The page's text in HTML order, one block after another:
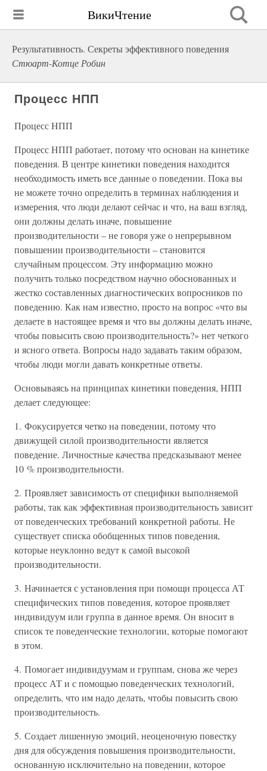
ВикиЧтение
Результативность. Секреты эффективного поведения
Стюарт-Котце Робин
Процесс НПП
Процесс НПП
Процесс НПП работает, потому что основан на кинетике
поведения. В центре кинетики поведения находится
необходимость иметь все данные о поведении. Пока вы
не можете точно определить в терминах наблюдения и
измерения, что люди делают сейчас и что, на ваш взгляд,
они должны делать иначе, повышение
производительности – не говоря уже о непрерывном
повышении производительности – становится
случайным процессом. Эту информацию можно
получить только посредством научно обоснованных и
жестко составленных диагностических вопросников по
поведению. Как нам известно, просто на вопрос «что вы
делаете в настоящее время и что вы должны делать иначе,
чтобы повысить свою производительность?» нет четкого
и ясного ответа. Вопросы надо задавать таким образом,
чтобы люди могли давать конкретные ответы.
Основываясь на принципах кинетики поведения, НПП
делает следующее:
1. Фокусируется четко на поведении, потому что
движущей силой производительности является
поведение. Личностные качества предсказывают менее
10 % производительности.
2. Проявляет зависимость от специфики выполняемой
работы, так как эффективная производительность зависит
от поведенческих требований конкретной работы. Не
существует списка обобщенных типов поведения,
которые неуклонно ведут к самой высокой
производительности.
3. Начинается с установления при помощи процесса АТ
специфических типов поведения, которое проявляет
индивидуум или группа в данное время. Он вносит в
список те поведенческие технологии, которые помогают
в этом.
4. Помогает индивидуумам и группам, снова же через
процесс АТ и с помощью поведенческих технологий,
определить, что им надо делать, чтобы повысить свою
производительность.
5. Создает лишенную эмоций, неоценочную повестку
дня для обсуждения повышения производительности,
основанную исключительно на поведении, которое